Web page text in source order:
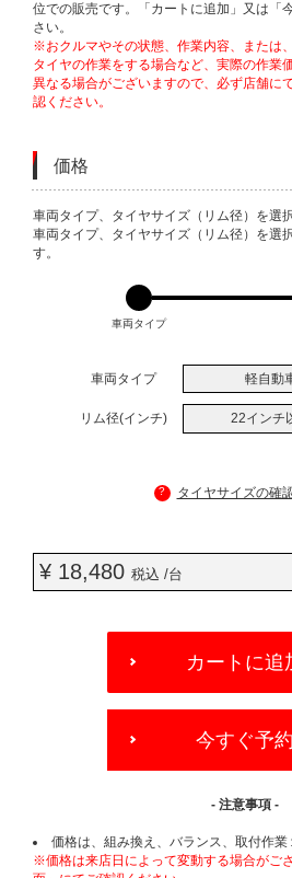
位での販売です。「カートに追加」又は「
さい。
※おクルマやその状態、作業内容、または
タイヤの作業をする場合など、実際の作業
異なる場合がございますので、必ず店舗に
認ください。
価格
VARIATIONS
車両タイプ、タイヤサイズ（リム径）を選
車両タイプ、タイヤサイズ（リム径）を選
す。
車両タイプ
車両タイプ 軽自動
リム径(インチ) 22インチ
? タイヤサイズの確
¥ 18,480 税込 /台
OPTIONS
カートに追
今すぐ予約
- 注意事項 -
価格は、組み換え、バランス、取付作業
※価格は来店日によって変動する場合がご